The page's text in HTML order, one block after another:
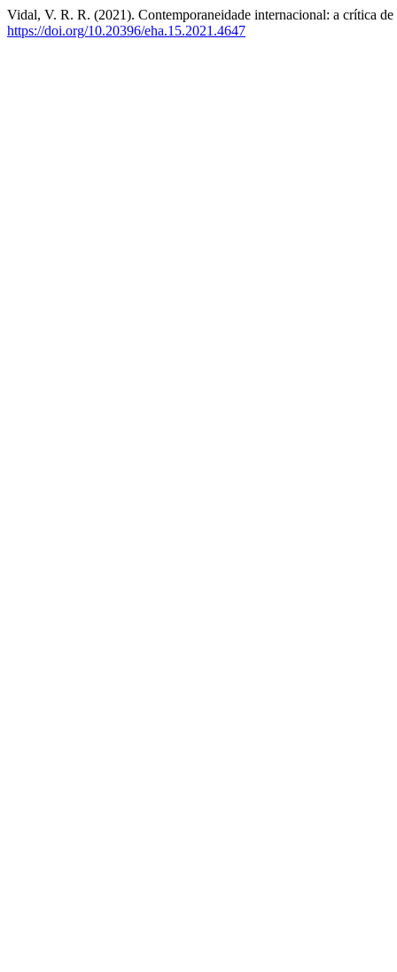
Vidal, V. R. R. (2021). Contemporaneidade internacional: a crítica
https://doi.org/10.20396/eha.15.2021.4647